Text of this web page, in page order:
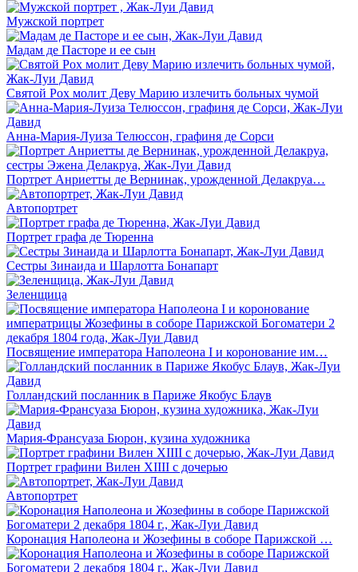
Мужской портрет
Мадам де Пасторе и ее сын
Святой Рох молит Деву Марию излечить больных чумой
Анна-Мария-Луиза Телюссон, графиня де Сорси
Портрет Анриетты де Вернинак, урожденной Делакруа…
Автопортрет
Портрет графа де Тюренна
Сестры Зинаида и Шарлотта Бонапарт
Зеленщица
Посвящение императора Наполеона I и коронование им…
Голландский посланник в Париже Якобус Блаув
Мария-Франсуаза Бюрон, кузина художника
Портрет графини Вилен XIIII с дочерью
Автопортрет
Коронация Наполеона и Жозефины в соборе Парижской …